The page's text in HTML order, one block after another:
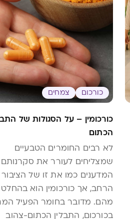
כורכום צמחים
כורכומין – על הסגולות של
הכתום
לא רבים החומרים הטבעיים
שמצליחים לעורר את
המדענים כמו את זו של הציבור
הרחב, אך כורכומין הוא
מהם. מדובר בחומר הפעיל
בכורכום, התבלין הכתום-צהוב